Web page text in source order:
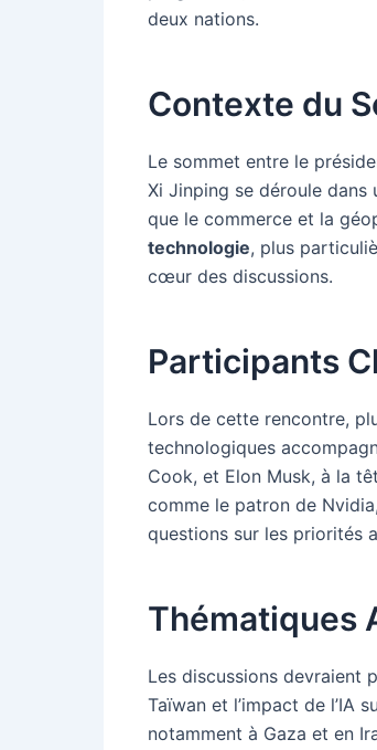
deux nations.
Contexte du
Le sommet entre le
Xi Jinping se déroule
que le commerce et la
technologie, plus
cœur des discussions.
Participants
Lors de cette rencontre,
technologiques
Cook, et Elon Musk, à la
comme le patron de
questions sur les priorités
Thématiques
Les discussions devraient
Taïwan et l’impact de l’IA
notamment à Gaza et en